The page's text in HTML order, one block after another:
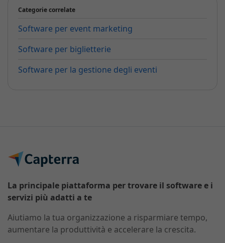
Categorie correlate
Software per event marketing
Software per biglietterie
Software per la gestione degli eventi
La principale piattaforma per trovare il software e i
servizi più adatti a te
Aiutiamo la tua organizzazione a risparmiare tempo,
aumentare la produttività e accelerare la crescita.